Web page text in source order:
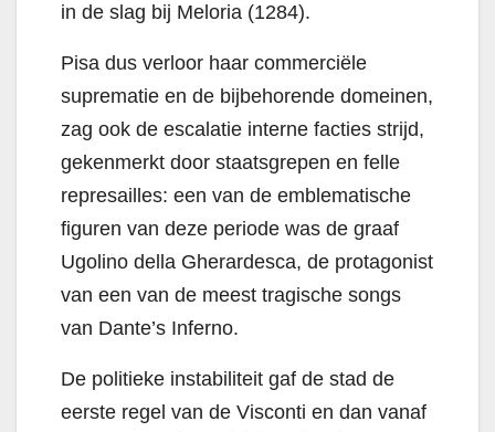
in de slag bij Meloria (1284).
Pisa dus verloor haar commerciële
suprematie en de bijbehorende domeinen,
zag ook de escalatie interne facties strijd,
gekenmerkt door staatsgrepen en felle
represailles: een van de emblematische
figuren van deze periode was de graaf
Ugolino della Gherardesca, de protagonist
van een van de meest tragische songs
van Dante’s Inferno.
De politieke instabiliteit gaf de stad de
eerste regel van de Visconti en dan vanaf